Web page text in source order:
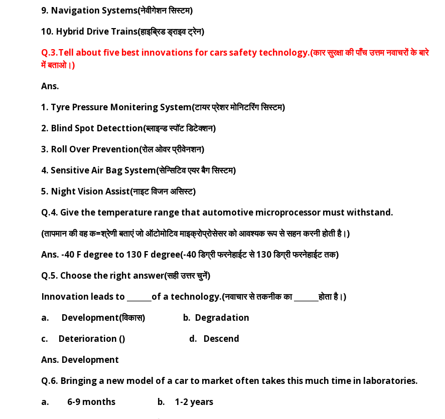
9. Navigation Systems(नेवीगेशन सिस्टम)
10. Hybrid Drive Trains(हाइब्रिड ड्राइव ट्रेन)
Q.3.Tell about five best innovations for cars safety technology.(कार सुरक्षा की पाँच उत्तम नवाचरों के बारे
में बताओ।)
Ans.
1. Tyre Pressure Monitering System(टायर प्रेशर मोनिटरिंग सिस्टम)
2. Blind Spot Detecttion(ब्लाइन्ड स्पॉट डिटेक्शन)
3. Roll Over Prevention(रोल ओवर प्रीवेनशन)
4. Sensitive Air Bag System(सेन्सिटिव एयर बैग सिस्टम)
5. Night Vision Assist(नाइट विजन असिस्ट)
Q.4. Give the temperature range that automotive microprocessor must withstand.
(तापमान की वह क=श्रेणी बताएं जो ऑटोमोटिव माइक्रोप्रोसेसर को आवश्यक रूप से सहन करनी होती है।)
Ans. -40 F degree to 130 F degree(-40 डिग्री फरनेहाईट से 130 डिग्री फरनेहाईट तक)
Q.5. Choose the right answer(सही उत्तर चुनें)
Innovation leads to _______of a technology.(नवाचार से तकनीक का _______होता है।)
a.
Development(विकास)
b. Degradation
c. Deterioration ()
d. Descend
Ans. Development
Q.6. Bringing a new model of a car to market often takes this much time in laboratories.
a. 6-9 months b. 1-2 years